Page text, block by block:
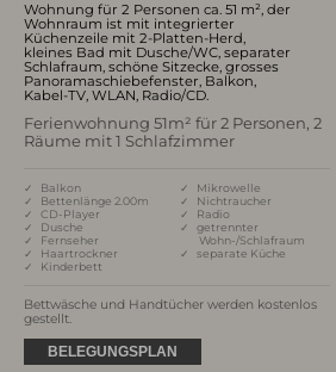
Wohnung für 2 Personen ca. 51 m², der
Wohnraum ist mit integrierter
Küchenzeile mit 2-Platten-Herd,
kleines Bad mit Dusche/WC, separater
Schlafraum, schöne Sitzecke, grosses
Panoramaschiebefenster, Balkon,
Kabel-TV, WLAN, Radio/CD.
Ferienwohnung 51m² für 2 Personen, 2
Räume mit 1 Schlafzimmer
✓ Balkon
✓ Bettenlänge 2.00m
✓ CD-Player
✓ Dusche
✓ Fernseher
✓ Haartrockner
✓ Kinderbett
✓ Mikrowelle
✓ Nichtraucher
✓ Radio
✓ getrennter
Wohn-/Schlafraum
✓ separate Küche
Bettwäsche und Handtücher werden kostenlos
gestellt.
BELEGUNGSPLAN